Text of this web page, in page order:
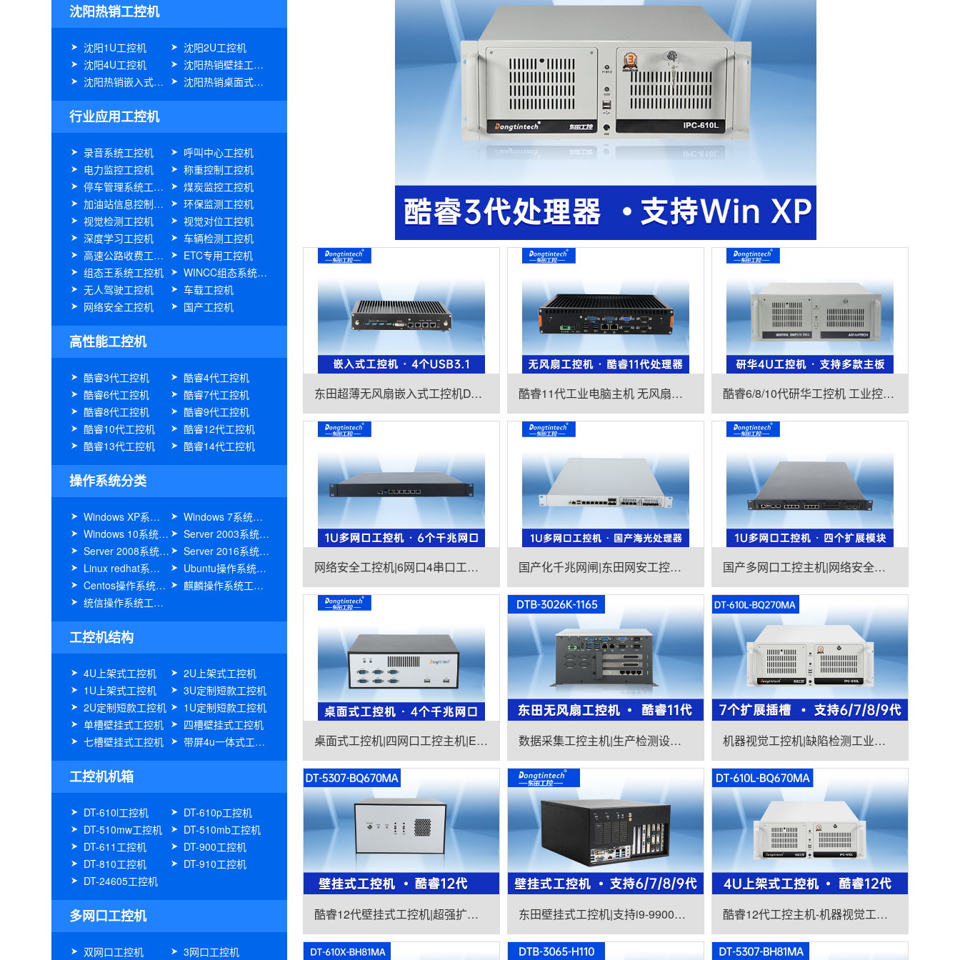
沈阳热销工控机
沈阳1U工控机
沈阳2U工控机
沈阳4U工控机
沈阳热销壁挂工控机
沈阳热销嵌入式工控机
沈阳热销桌面式工控机
行业应用工控机
录音系统工控机
呼叫中心工控机
电力监控工控机
称重控制工控机
停车管理系统工控机
煤炭监控工控机
加油站信息控制工控机
环保监测工控机
视觉检测工控机
视觉对位工控机
深度学习工控机
车辆检测工控机
高速公路收费工控机
ETC专用工控机
组态王系统工控机
WINCC组态系统工控机
无人驾驶工控机
车载工控机
网络安全工控机
国产工控机
高性能工控机
酷睿3代工控机
酷睿4代工控机
酷睿6代工控机
酷睿7代工控机
酷睿8代工控机
酷睿9代工控机
酷睿10代工控机
酷睿12代工控机
酷睿13代工控机
酷睿14代工控机
操作系统分类
Windows XP系统工控机
Windows 7系统工控机
Windows 10系统工控机
Server 2003系统工控机
Server 2008系统工控机
Server 2016系统工控机
Linux redhat系统工控机
Ubuntu操作系统工控机
Centos操作系统工控机
麒麟操作系统工控机
统信操作系统工控机
工控机结构
4U上架式工控机
2U上架式工控机
1U上架式工控机
3U定制短款工控机
2U定制短款工控机
1U定制短款工控机
单槽壁挂式工控机
四槽壁挂式工控机
七槽壁挂式工控机
带屏4u一体式工控机
工控机机箱
DT-610l工控机
DT-610p工控机
DT-510mw工控机
DT-510mb工控机
DT-611工控机
DT-900工控机
DT-810工控机
DT-910工控机
DT-24605工控机
多网口工控机
双网口工控机 3网口工控机
东田超薄无风扇嵌入式工控机DTB-3004-H310 酷睿11代工业电脑主机 无风扇嵌入式工控机 DTB-3092-1135 酷睿6/8/10代研华工控机 工业控制电脑主机 IPC-610L-785G2-706VG
网络安全工控机|6网口4串口工业电脑|DT-12160-J6412 国产化千兆网闸|东田网安工控机|DT-12564-HG3200 国产多网口工控主机|网络安全工业电脑|DT-12420-SD2000
桌面式工控机|四网口工控主机|EPC-3100 数据采集工控主机|生产检测设备工控机|DTB-3026K-1165 机器视觉工控机|缺陷检测工业电脑主机|DT-610L-BQ270MA
酷睿12代壁挂式工控机|超强扩展-7个扩展槽|DT-5307-BQ670MA 东田壁挂式工控机|支持i9-9900K上位机|DT-5309-BQ270MA 酷睿12代工控主机-机器视觉工控电脑|DT-610L-BQ670MA